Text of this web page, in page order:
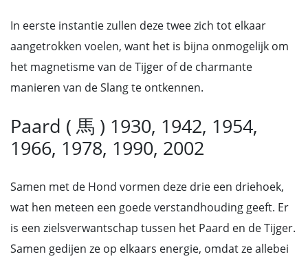
In eerste instantie zullen deze twee zich tot elkaar
aangetrokken voelen, want het is bijna onmogelijk om
het magnetisme van de Tijger of de charmante
manieren van de Slang te ontkennen.
Paard ( 馬 ) 1930, 1942, 1954,
1966, 1978, 1990, 2002
Samen met de Hond vormen deze drie een driehoek,
wat hen meteen een goede verstandhouding geeft. Er
is een zielsverwantschap tussen het Paard en de Tijger.
Samen gedijen ze op elkaars energie, omdat ze allebei